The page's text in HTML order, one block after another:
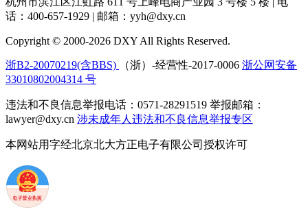
话：400-657-1929 | 邮箱：yyh@dxy.cn
Copyright © 2000-2026 DXY All Rights Reserved.
浙B2-20070219(含BBS) （浙）-经营性-2017-0006 浙公网安备
33010802004314 号
违法和不良信息举报电话：0571-28291519 举报邮箱：
lawyer@dxy.cn 涉未成年人违法和不良信息举报专区
本网站用字经北京北大方正电子有限公司授权许可